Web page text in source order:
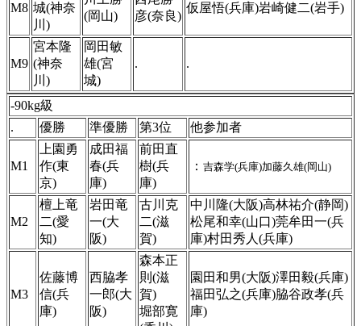
M8 城(神奈
川)
(岡山)
彦(奈良)
仮屋悟(兵庫)岩崎健二(岩手)
M9
宮本隆
(神奈
川)
岡田敏
雄(宮
城)
. .
-90kg級
.
優勝 準優勝 第3位 他参加者
M1
上園勇
作(東
京)
成田福
春(兵
庫)
前田直
樹(兵
庫)
： 吉森学(兵庫)加藤久雄(岡山)
M2
檀上竜
二(愛
知)
岩田竜
一(大
阪)
古川克
二(滋
賀)
中川隆(大阪)高林祐介(静岡)
松尾和幸(山口)莞牟田一(兵
庫)村田秀人(兵庫)
M3
佐藤博
信(兵
庫)
西脇孝
一郎(大
阪)
森本正
則(滋
賀)
堀部寛
園田和男(大阪)澤田毅(兵庫)
福田弘之(兵庫)脇谷政孝(兵
庫)